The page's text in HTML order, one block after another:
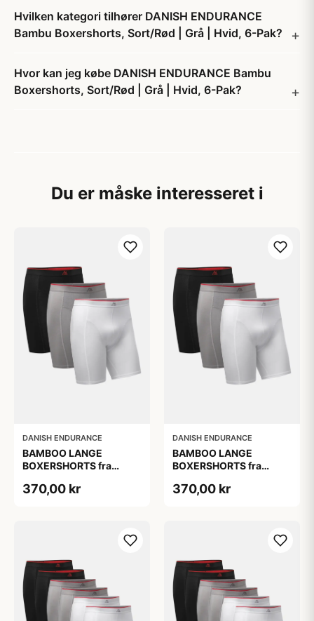
Hvilken kategori tilhører DANISH ENDURANCE
Bambu Boxershorts, Sort/Rød | Grå | Hvid, 6-Pak?
Hvor kan jeg købe DANISH ENDURANCE Bambu
Boxershorts, Sort/Rød | Grå | Hvid, 6-Pak?
Du er måske interesseret i
DANISH ENDURANCE
BAMBOO LANGE
BOXERSHORTS fra
Sort/Rød | Grå | Hvid 3-
370,00 kr
DANISH ENDURANCE
BAMBOO LANGE
BOXERSHORTS fra
Sort/Rød | Grå | Hvid 3-
370,00 kr